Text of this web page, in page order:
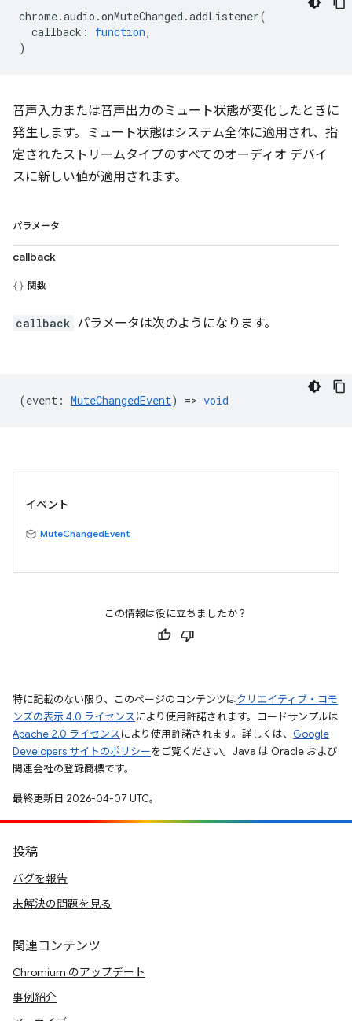
chrome.audio .onMuteChanged .addListener(
callback : function,
)
音声入力または音声出力のミュート状態が変化したときに
発生します。ミュート状態はシステム全体に適用され、指
定されたストリームタイプのすべてのオーディオ デバイ
スに新しい値が適用されます。
パラメータ
callback
関数
callback パラメータは次のようになります。
(event : MuteChangedEvent) => void
イベント
MuteChangedEvent
この情報は役に立ちましたか？
特に記載のない限り、このページのコンテンツはクリエイティブ・コモ
ンズの表示 4.0 ライセンスにより使用許諾されます。コードサンプルは
Apache 2.0 ライセンスにより使用許諾されます。詳しくは、 Google
Developers サイトのポリシーをご覧ください。Java は Oracle および
関連会社の登録商標です。
最終更新日 2026-04-07 UTC。
投稿
バグを報告
未解決の問題を見る
関連コンテンツ
Chromium のアップデート
事例紹介